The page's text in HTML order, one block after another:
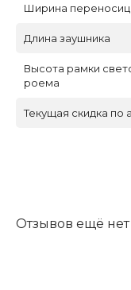
Ширина
Длина заушника
Высота рамки
роема
Текущая скидка по
Отзывов ещё